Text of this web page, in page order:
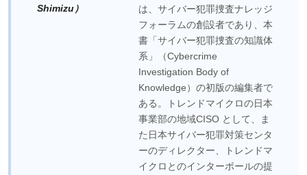
Shimizu）
は、サイバー犯罪捜査ナレッジ
フォーラムの創設者であり、本
書「サイバー犯罪捜査の知識体
系」（Cybercrime
Investigation Body of
Knowledge）の初版の編集者で
ある。トレンドマイクロの日本
事業部の地域CISO として、ま
た日本サイバー犯罪対策センタ
ーのディレクター、トレンドマ
イクロとのインターポールの提